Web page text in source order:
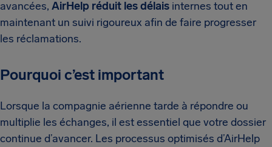
avancées, AirHelp réduit les délais internes tout en
maintenant un suivi rigoureux afin de faire progresser
les réclamations.
Pourquoi c’est important
Lorsque la compagnie aérienne tarde à répondre ou
multiplie les échanges, il est essentiel que votre dossier
continue d’avancer. Les processus optimisés d’AirHelp